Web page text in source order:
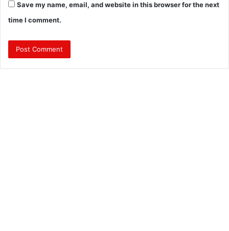
Save my name, email, and website in this browser for the next
time I comment.